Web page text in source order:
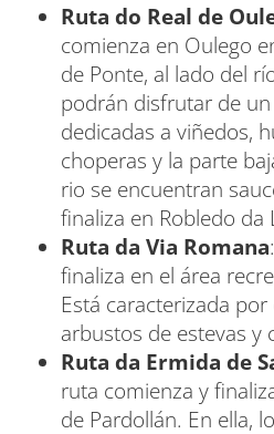
Ruta do Real de
comienza en Oulego
de Ponte, al lado del
podrán disfrutar de
dedicadas a viñedos,
choperas y la parte
rio se encuentran
finaliza en Robledo da
Ruta da Via Romana
finaliza en el área
Está caracterizada
arbustos de estevas y
Ruta da Ermida de
ruta comienza y
de Pardollán. En ella,